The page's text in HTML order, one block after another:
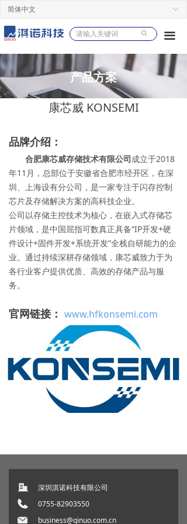
끀
ꄙ
ꀅ
简体中文
产品方案
品牌介绍：
合肥康芯威存储技术有限公司成立于2018
年11月，总部位于安徽省合肥市经开区，在深
圳、上海设有分公司，是一家专注于闪存控制
芯片及存储解决方案的高科技企业。
公司以存储主控技术为核心，在嵌入式存储芯
片领域，是中国屈指可数真正具备“IP开发+硬
件设计+固件开发+系统开发”全栈自研能力的企
业。通过持续深耕存储领域，康芯威致力于为
各行业客户提供优质、高效的存储产品与服
务。
官网链接： www.hfkonsemi.com
康芯威 KONSEMI
深圳淇诺科技有限公司
0755-82903550
business@qinuo.com.cn